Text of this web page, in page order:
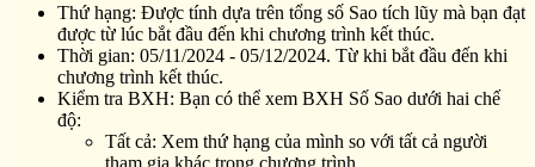
Thứ hạng: Được tính dựa trên tổng số Sao tích lũy mà bạn đạt
được từ lúc bắt đầu đến khi chương trình kết thúc.
Thời gian: 05/11/2024 - 05/12/2024. Từ khi bắt đầu đến khi
chương trình kết thúc.
Kiểm tra BXH: Bạn có thể xem BXH Số Sao dưới hai chế
độ:
Tất cả: Xem thứ hạng của mình so với tất cả người
tham gia khác trong chương trình.